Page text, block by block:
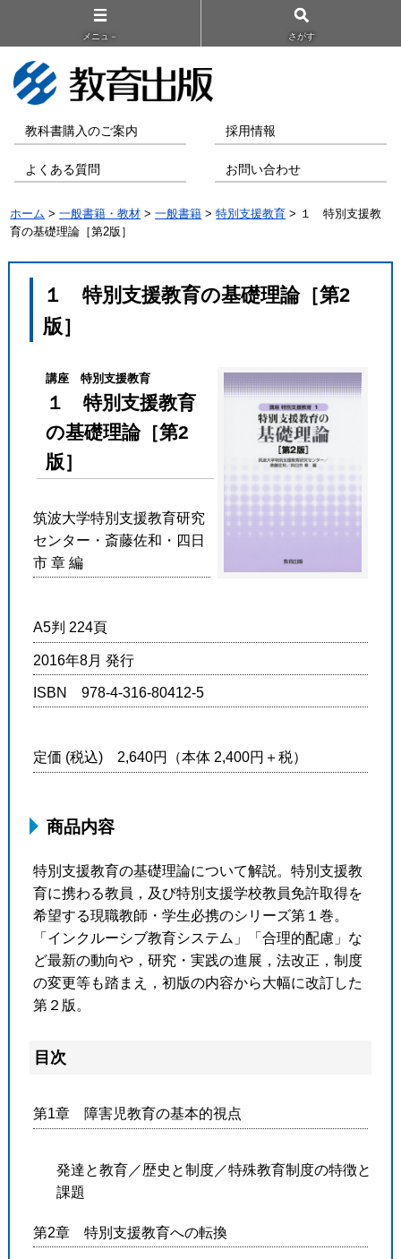
メニュ－ さがす
教科書購入のご案内 採用情報
よくある質問 お問い合わせ
ホーム >一般書籍・教材 >一般書籍 >特別支援教育 > １ 特別支援教
育の基礎理論［第2版］
１ 特別支援教育の基礎理論［第2
版］
講座 特別支援教育
１ 特別支援教育
の基礎理論［第2
版］
筑波大学特別支援教育研究
センター・斎藤佐和・四日
市 章 編
A5判 224頁
2016年8月 発行
ISBN 978-4-316-80412-5
定価 (税込) 2,640円（本体 2,400円＋税）
商品内容
特別支援教育の基礎理論について解説。特別支援教
育に携わる教員，及び特別支援学校教員免許取得を
希望する現職教師・学生必携のシリーズ第１巻。
「インクルーシブ教育システム」「合理的配慮」な
ど最新の動向や，研究・実践の進展，法改正，制度
の変更等も踏まえ，初版の内容から大幅に改訂した
第２版。
目次
第1章 障害児教育の基本的視点
発達と教育／歴史と制度／特殊教育制度の特徴と
課題
第2章 特別支援教育への転換